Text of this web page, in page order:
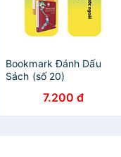
Bookmark Đánh Dấu
Sách (số 20)
7.200 đ